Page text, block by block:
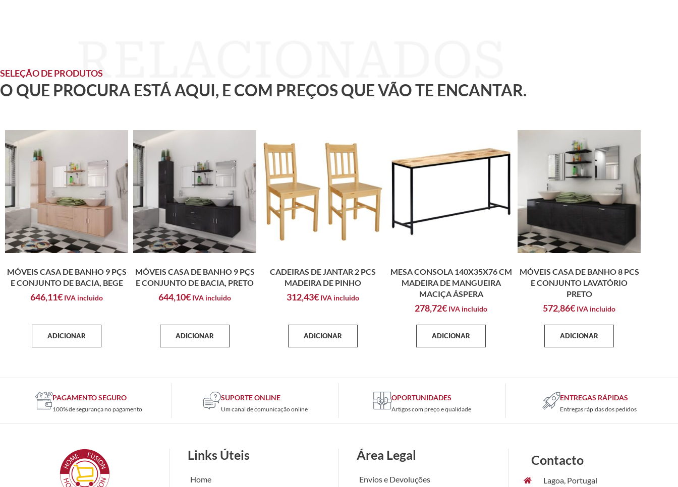
SELEÇÃO DE PRODUTOS
O QUE PROCURA ESTÁ AQUI, E COM PREÇOS QUE VÃO TE ENCANTAR.
MÓVEIS CASA DE BANHO 9 PÇS
E CONJUNTO DE BACIA, BEGE
646,11€ IVA incluido
ADICIONAR
MÓVEIS CASA DE BANHO 9 PÇS
E CONJUNTO DE BACIA, PRETO
644,10€ IVA incluido
ADICIONAR
CADEIRAS DE JANTAR 2 PCS
MADEIRA DE PINHO
312,43€ IVA incluido
ADICIONAR
MESA CONSOLA 140X35X76 CM
MADEIRA DE MANGUEIRA
MACIÇA ÁSPERA
278,72€ IVA incluido
ADICIONAR
MÓVEIS CASA DE BANHO 8 PCS
E CONJUNTO LAVATÓRIO
PRETO
572,86€ IVA incluido
ADICIONAR
PAGAMENTO SEGURO
100% de segurança no pagamento
SUPORTE ONLINE
Um canal de comunicação online
OPORTUNIDADES
Artigos com preço e qualidade
ENTREGAS RÁPIDAS
Entregas rápidas dos pedidos
Links Úteis
Home
Área Legal
Envios e Devoluções
Contacto
Lagoa, Portugal